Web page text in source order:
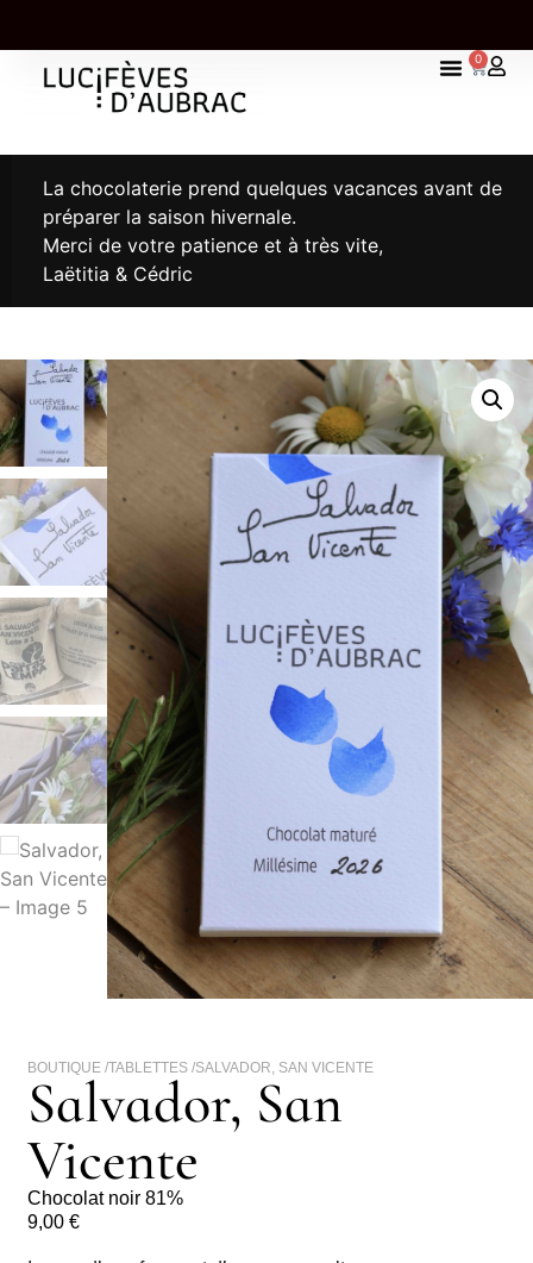
0
La chocolaterie prend quelques vacances avant de
préparer la saison hivernale.
Merci de votre patience et à très vite,
Laëtitia & Cédric
BOUTIQUE /TABLETTES /SALVADOR, SAN VICENTE
Salvador, San
Vicente
Chocolat noir 81%
9,00€